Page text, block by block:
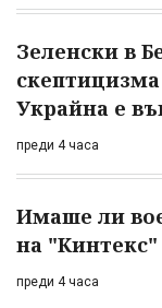
Зеленски в
Украйна е
преди 4 часа
Имаше ли
на
преди 4 часа